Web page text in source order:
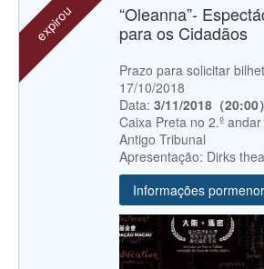
expirou
“Oleanna”-
para os Cidadãos
Prazo para solicitar
17/10/2018
Data: 3/11/2018（20:00）
Caixa Preta no 2.º
Antigo Tribunal
Apresentação: Dirks
Informações